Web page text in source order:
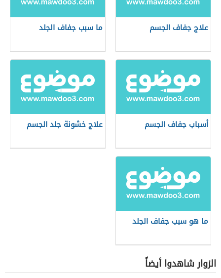
علاج جفاف الجسم ما سبب جفاف الجلد
أسباب جفاف الجسم علاج خشونة جلد الجسم
ما هو سبب جفاف الجلد
الزوار شاهدوا أيضاً